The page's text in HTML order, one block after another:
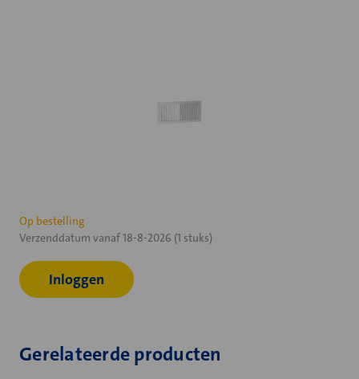
Huidige
voorraad:
Op bestelling
Verzenddatum vanaf 18-8-2026 (1 stuks)
Inloggen
Gerelateerde producten